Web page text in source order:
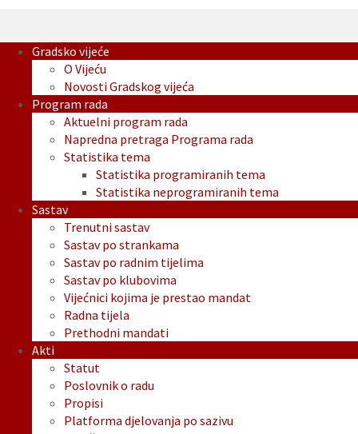
Gradsko vijeće
O Vijeću
Novosti Gradskog vijeća
Program rada
Aktuelni program rada
Napredna pretraga Programa rada
Statistika tema
Statistika programiranih tema
Statistika neprogramiranih tema
Sastav
Trenutni sastav
Sastav po strankama
Sastav po radnim tijelima
Sastav po klubovima
Vijećnici kojima je prestao mandat
Radna tijela
Prethodni mandati
Akti
Statut
Poslovnik o radu
Propisi
Platforma djelovanja po sazivu